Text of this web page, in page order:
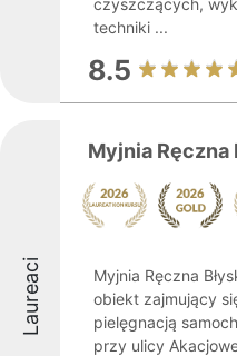
czyszczących,
techniki ...
8.5
Laureaci
Myjnia Ręczna
Myjnia Ręczna
obiekt zajmujący
pielęgnacją
przy ulicy